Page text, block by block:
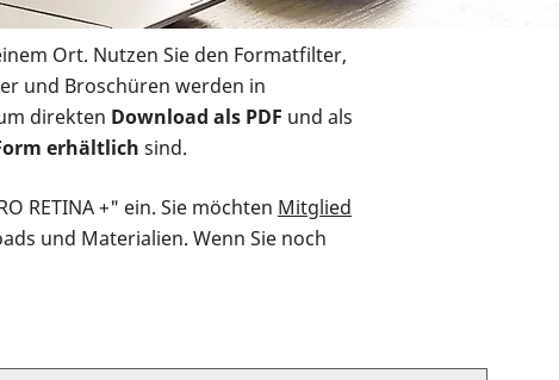
Ort. Nutzen Sie den Formatfilter,
und Broschüren werden in
direkten Download als PDF und als
erhältlich sind.
RETINA +" ein. Sie möchten Mitglied
und Materialien. Wenn Sie noch